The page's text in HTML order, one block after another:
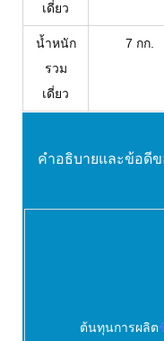
เดี่ยว
น้ำหนัก
รวม
เดี่ยว
7 กก.
คำอธิบายและข้อดีข
ต้นทุนการผลิต